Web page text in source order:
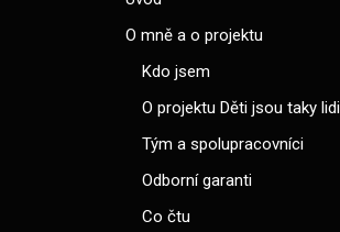
O mně a o projektu
Kdo jsem
O projektu Děti jsou taky lidi
Tým a spolupracovníci
Odborní garanti
Co čtu